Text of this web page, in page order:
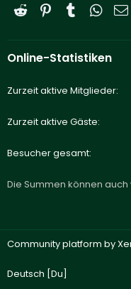
Reddit PinterestTumblr
Online-Statistiken
Zurzeit aktive Mitglieder
Zurzeit aktive Gäste
Besucher gesamt
Die Summen können
Community platform by
Deutsch [Du]